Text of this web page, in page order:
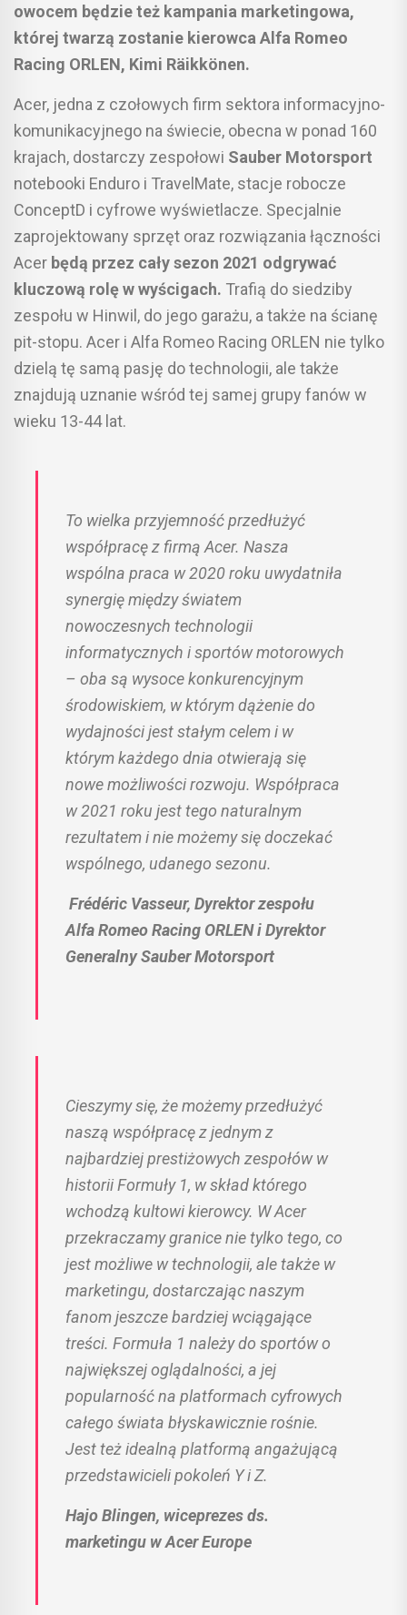
owocem będzie też kampania marketingowa,
której twarzą zostanie kierowca Alfa Romeo
Racing ORLEN, Kimi Räikkönen.
Acer, jedna z czołowych firm sektora informacyjno-
komunikacyjnego na świecie, obecna w ponad 160
krajach, dostarczy zespołowi Sauber Motorsport
notebooki Enduro i TravelMate, stacje robocze
ConceptD i cyfrowe wyświetlacze. Specjalnie
zaprojektowany sprzęt oraz rozwiązania łączności
Acer będą przez cały sezon 2021 odgrywać
kluczową rolę w wyścigach. Trafią do siedziby
zespołu w Hinwil, do jego garażu, a także na ścianę
pit-stopu. Acer i Alfa Romeo Racing ORLEN nie tylko
dzielą tę samą pasję do technologii, ale także
znajdują uznanie wśród tej samej grupy fanów w
wieku 13-44 lat.
To wielka przyjemność przedłużyć
współpracę z firmą Acer. Nasza
wspólna praca w 2020 roku uwydatniła
synergię między światem
nowoczesnych technologii
informatycznych i sportów motorowych
– oba są wysoce konkurencyjnym
środowiskiem, w którym dążenie do
wydajności jest stałym celem i w
którym każdego dnia otwierają się
nowe możliwości rozwoju. Współpraca
w 2021 roku jest tego naturalnym
rezultatem i nie możemy się doczekać
wspólnego, udanego sezonu.
Frédéric Vasseur, Dyrektor zespołu
Alfa Romeo Racing ORLEN i Dyrektor
Generalny Sauber Motorsport
Cieszymy się, że możemy przedłużyć
naszą współpracę z jednym z
najbardziej prestiżowych zespołów w
historii Formuły 1, w skład którego
wchodzą kultowi kierowcy. W Acer
przekraczamy granice nie tylko tego, co
jest możliwe w technologii, ale także w
marketingu, dostarczając naszym
fanom jeszcze bardziej wciągające
treści. Formuła 1 należy do sportów o
największej oglądalności, a jej
popularność na platformach cyfrowych
całego świata błyskawicznie rośnie.
Jest też idealną platformą angażującą
przedstawicieli pokoleń Y i Z.
Hajo Blingen, wiceprezes ds.
marketingu w Acer Europe